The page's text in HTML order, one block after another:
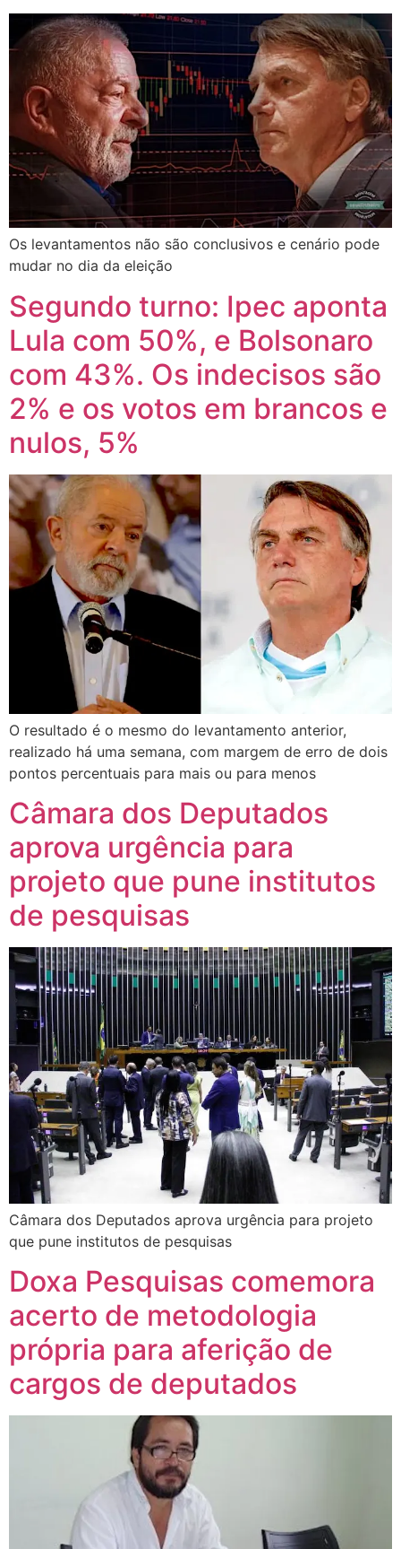
Os levantamentos não são conclusivos e cenário pode
mudar no dia da eleição
Segundo turno: Ipec aponta
Lula com 50%, e Bolsonaro
com 43%. Os indecisos são
2% e os votos em brancos e
nulos, 5%
O resultado é o mesmo do levantamento anterior,
realizado há uma semana, com margem de erro de dois
pontos percentuais para mais ou para menos
Câmara dos Deputados
aprova urgência para
projeto que pune institutos
de pesquisas
Câmara dos Deputados aprova urgência para projeto
que pune institutos de pesquisas
Doxa Pesquisas comemora
acerto de metodologia
própria para aferição de
cargos de deputados